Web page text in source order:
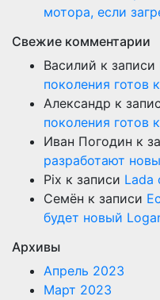
мотора, если
Свежие комментарии
Василий к записи
поколения готов
Александр к
поколения готов
Иван Погодин к
разработают
Pix к записи Lada
Семён к записи
будет новый
Архивы
Апрель 2023
Март 2023